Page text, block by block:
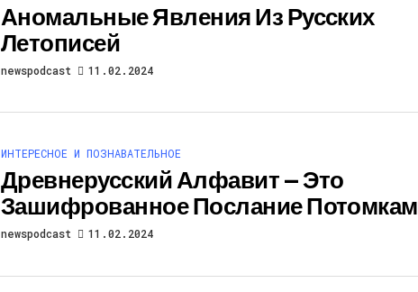
Аномальные Явления Из Русских
Летописей
newspodcast 11.02.2024
ИНТЕРЕСНОЕ И ПОЗНАВАТЕЛЬНОЕ
Древнерусский Алфавит — Это
Зашифрованное Послание Потомкам
newspodcast 11.02.2024